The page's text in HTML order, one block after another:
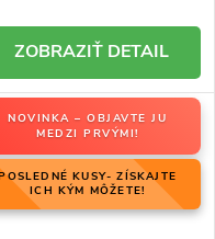
DETAIL
NOVINKA – OBJAVTE JU
MEDZI PRVÝMI!
KUSY- ZÍSKAJTE
ICH KÝM MÔŽETE!